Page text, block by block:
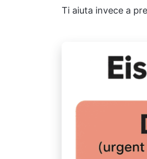
Ti aiuta invece a